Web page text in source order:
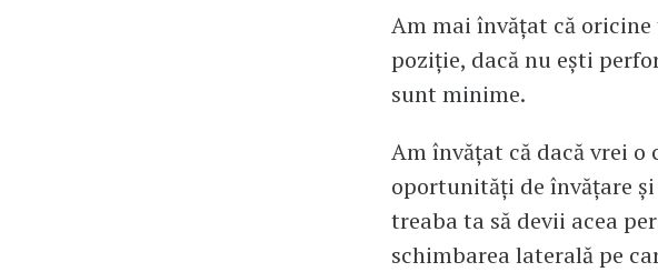
Am mai învățat că
poziție, dacă nu ești
sunt minime.
Am învățat că dacă vrei o
oportunități de învățare
treaba ta să devii acea
schimbarea laterală pe